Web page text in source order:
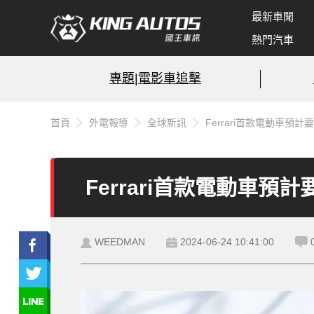
最新車聞
熱門汽車
專題|電影車追擊
首頁 外電報導 全球新訊 Ferrari首款電動車預計
Ferrari首款電動車預計
WEEDMAN 2024-06-24 10:41:00